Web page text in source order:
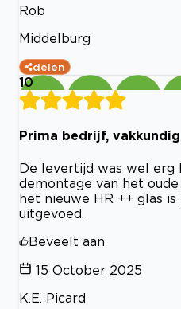
Rob
Middelburg
delen
10
Prima bedrijf,
De levertijd was wel erg
demontage van het
het nieuwe HR ++ glas
uitgevoed.
Beveelt aan
15 October 2025
K.E. Picard